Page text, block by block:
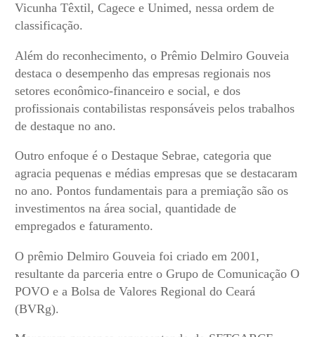
Vicunha Têxtil, Cagece e Unimed, nessa ordem de
classificação.
Além do reconhecimento, o Prêmio Delmiro Gouveia
destaca o desempenho das empresas regionais nos
setores econômico-financeiro e social, e dos
profissionais contabilistas responsáveis pelos trabalhos
de destaque no ano.
Outro enfoque é o Destaque Sebrae, categoria que
agracia pequenas e médias empresas que se destacaram
no ano. Pontos fundamentais para a premiação são os
investimentos na área social, quantidade de
empregados e faturamento.
O prêmio Delmiro Gouveia foi criado em 2001,
resultante da parceria entre o Grupo de Comunicação O
POVO e a Bolsa de Valores Regional do Ceará
(BVRg).